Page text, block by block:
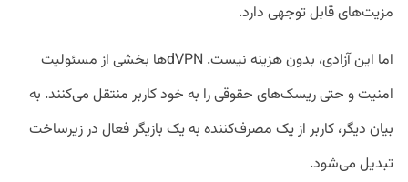
مزیت‌های قابل توجهی دارد.
اما این آزادی، بدون هزینه نیست. dVPNها بخشی از مسئولیت
امنیت و حتی ریسک‌های حقوقی را به خود کاربر منتقل می‌کنند. به
بیان دیگر، کاربر از یک مصرف‌کننده به یک بازیگر فعال در زیرساخت
تبدیل می‌شود.